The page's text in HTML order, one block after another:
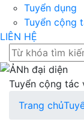
Tuyển dụng
Tuyển cộng
LIÊN HỆ
Tuyển cộng tác
Trang chủ